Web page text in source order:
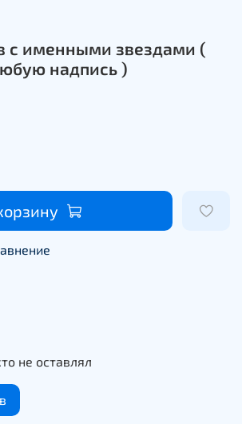
с именными звездами (
надпись )
не оставлял